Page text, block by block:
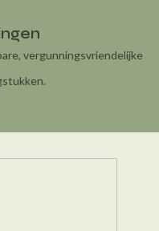
vergunningsvriendelijke